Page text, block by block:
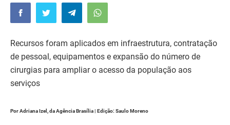
Recursos foram aplicados em infraestrutura, contratação
de pessoal, equipamentos e expansão do número de
cirurgias para ampliar o acesso da população aos
serviços
Por Adriana Izel, da Agência Brasília | Edição: Saulo Moreno